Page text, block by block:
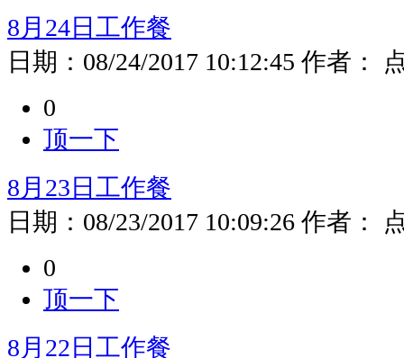
8月24日工作餐
日期： 08/24/2017 10:12:45 作者：
0
顶一下
8月23日工作餐
日期： 08/23/2017 10:09:26 作者：
0
顶一下
8月22日工作餐